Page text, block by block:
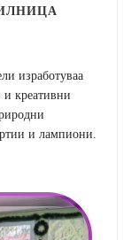
изработуваа
креативни
и лампиони.